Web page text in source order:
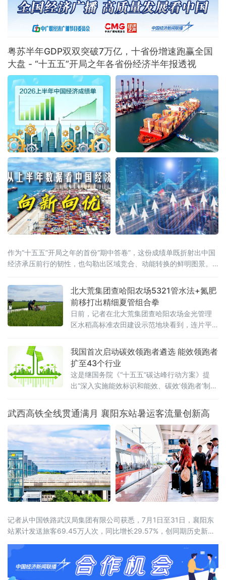
群入选“国家队”，产业根基持续夯实2
粤苏半年GDP双双突破7万亿，十省份增速跑赢全国
大盘 - “十五五”开局之年各省份经济半年报透视
作为“十五五”开局之年的首份“期中答卷”，这份成绩单既折射出中国
经济承压前行的韧性，也勾勒出区域竞合、动能转换的鲜明图景。
示，上半年国内生产总值达69.6万亿元，同比增长4.7%。从增量
看，上半年GDP较去年同期增长3.6万亿元，为近五年
北大荒集团查哈阳农场5321管水法+氮肥
前移打出精细夏管组合拳
日前，记者在北大荒集团查哈阳农场金光管理
区水稻高标准农田建设示范地块看到，连片平
健壮。管理区工作人员正穿梭于田间，按照拔
节孕穗期“5321”管水法要求，开展控水作业。
我国首次启动碳效领跑者遴选 能效领跑者
扩至43个行业
这是继国务院《“十五五”碳达峰行动方案》提
出“深入实施能效标识和能效、碳效‘领跑者’制
武西高铁全线贯通满月 襄阳东站暑运客流量创新高
记者从中国铁路武汉局集团有限公司获悉，7月1日至31日，襄阳东
站累计发送旅客69.45万人次，同比增长29.57%，创同期历史新
日，西安至十堰高速铁路开通运营，武西高铁实现全线贯通，襄阳
至西安最快旅行时间压缩至1小时41分。据统计，7月份，襄阳东站
前往山西、陕西方向的旅